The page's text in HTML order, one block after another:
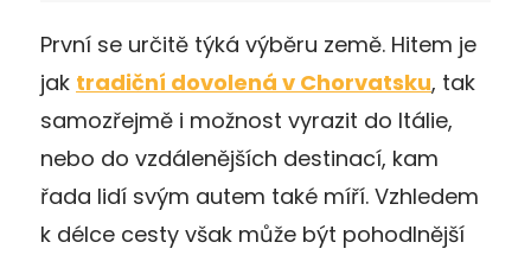
První se určitě týká výběru země. Hitem je
jak tradiční dovolená v Chorvatsku, tak
samozřejmě i možnost vyrazit do Itálie,
nebo do vzdálenějších destinací, kam
řada lidí svým autem také míří. Vzhledem
k délce cesty však může být pohodlnější